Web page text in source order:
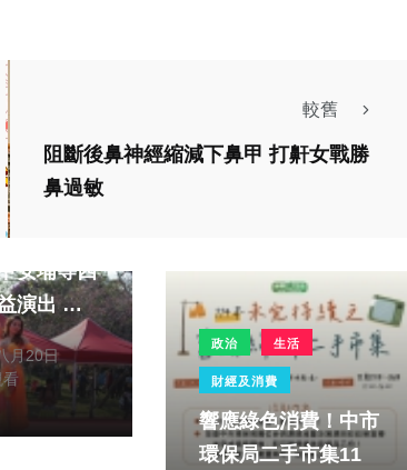
較舊
阻斷後鼻神經縮減下鼻甲 打鼾女戰勝
鼻過敏
藝術團長
安埔等四
出 獲
讚賞與肯
月20日
看
政治 生活
財經及消費
響應綠色消費！中市
環保局二手市集11